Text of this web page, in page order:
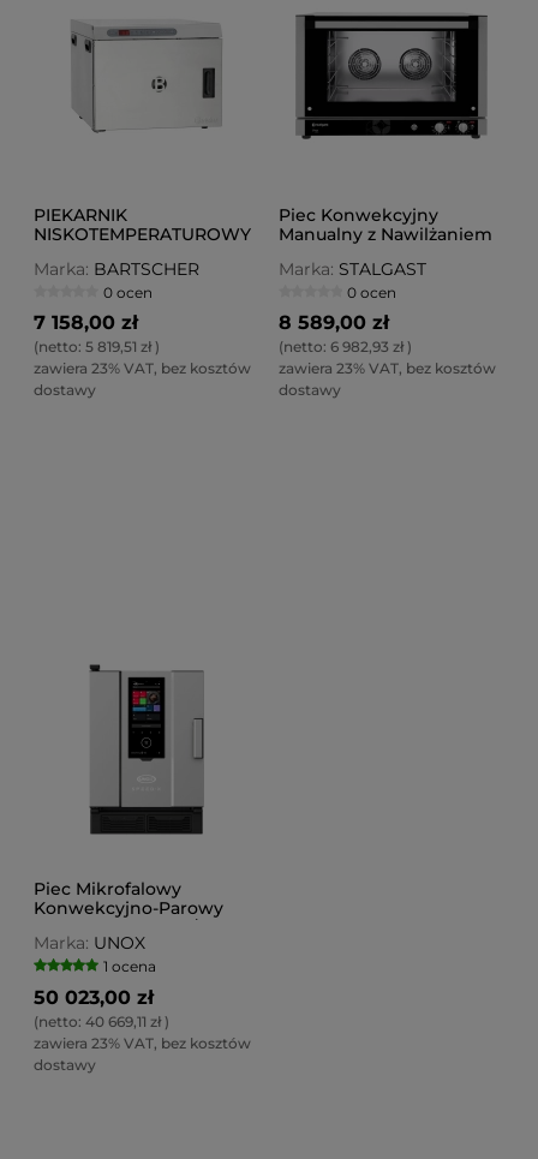
PIEKARNIK
NISKOTEMPERATUROWY
Marka: BARTSCHER
0 ocen
7 158,00 zł
(netto: 5 819,51 zł)
zawiera 23% VAT, bez kosztów
dostawy
Piec Konwekcyjny
Manualny z Nawilżaniem
600x400 | 4 x GN 1/1
Marka: STALGAST
0 ocen
8 589,00 zł
(netto: 6 982,93 zł)
zawiera 23% VAT, bez kosztów
dostawy
Piec Mikrofalowy
Konwekcyjno-Parowy
SPEED-X | 10xGN 2/3
Marka: UNOX
1 ocena
50 023,00 zł
(netto: 40 669,11 zł)
zawiera 23% VAT, bez kosztów
dostawy